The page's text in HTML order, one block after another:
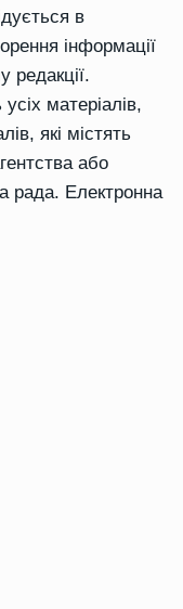
в
інформації
редакції.
усіх матеріалів,
які містять
або
рада. Електронна